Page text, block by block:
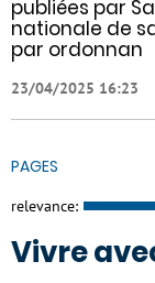
publiées par
nationale de
par ordonnan
23/04/2025 16:23
PAGES
relevance:
Vivre